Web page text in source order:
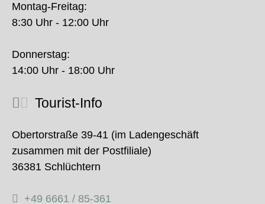
Montag-Freitag:
8:30 Uhr - 12:00 Uhr
Donnerstag:
14:00 Uhr - 18:00 Uhr
Tourist-Info
Obertorstraße 39-41 (im Ladengeschäft
zusammen mit der Postfiliale)
36381 Schlüchtern
+49 6661 / 85-361